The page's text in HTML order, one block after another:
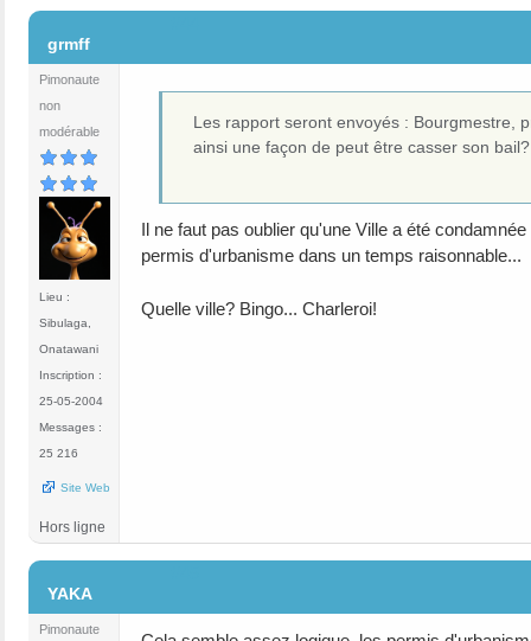
grmff
Pimonaute
non
modérable
Lieu :
Sibulaga,
Onatawani
Inscription :
25-05-2004
Messages :
25 216
Site Web
Les rapport seront envoyés : Bourgmestre,
ainsi une façon de peut être casser son
Il ne faut pas oublier qu'une Ville a été
permis d'urbanisme dans un temps raisonnable...
Quelle ville? Bingo... Charleroi!
Hors ligne
YAKA
Pimonaute